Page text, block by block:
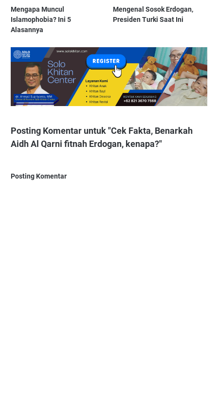
Mengapa Muncul
Islamophobia? Ini 5
Alasannya
Mengenal Sosok Erdogan,
Presiden Turki Saat Ini
Posting Komentar untuk "Cek Fakta, Benarkah
Aidh Al Qarni fitnah Erdogan, kenapa?"
Posting Komentar